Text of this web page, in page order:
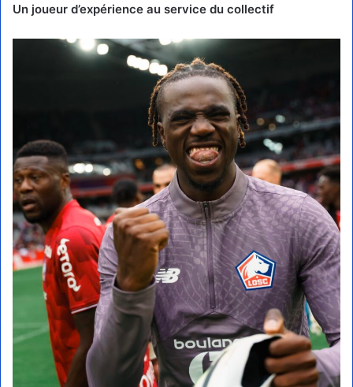
Un joueur d’expérience au service du collectif